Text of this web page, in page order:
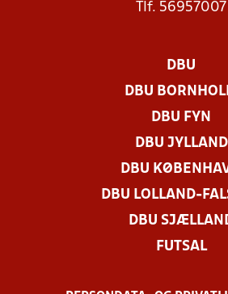
Tlf. 56957007
DBU
DBU
DBU FYN
DBU JYLLAND
DBU
DBU LOLLAND-
DBU
FUTSAL